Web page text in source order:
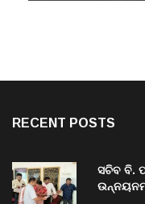
RECENT POSTS
ସଚିବ ବି.